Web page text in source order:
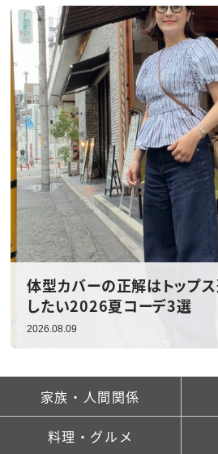
体型カバーの正解はトップ
したい2026夏コーデ3選
2026.08.09
家族・人間関係
料理・グルメ